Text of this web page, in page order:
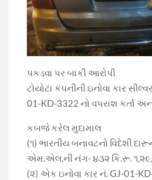
પકડવા પર બાકી આરોપી
ટોયોટા કંપનીની ઇનોવા કાર
01-KD-3322 નો વપરાશ કર્તા
કબજે કરેલ મુદામાલ
(૧) ભારતીય બનાવટનો વિદેશી
એમ.એલ.ની નંગ- ૪૩૨ કિ.રૂ.
(૨) એક ઇનોવા કાર નં. GJ-01-